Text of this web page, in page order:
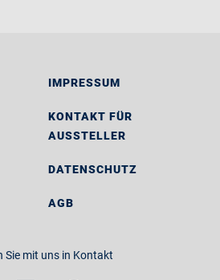
IMPRESSUM
KONTAKT FÜR
AUSSTELLER
DATENSCHUTZ
AGB
Sie mit uns in Kontakt